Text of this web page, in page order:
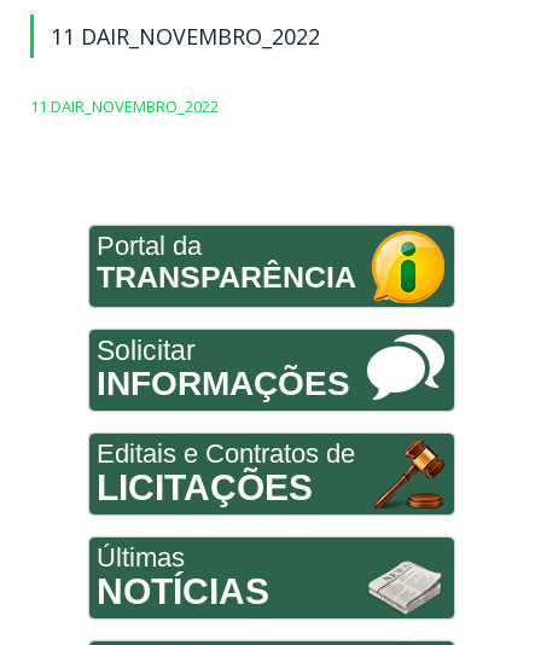
11 DAIR_NOVEMBRO_2022
11 DAIR_NOVEMBRO_2022
Portal da
TRANSPARÊNCIA
Solicitar
INFORMAÇÕES
Editais e Contratos de
LICITAÇÕES
Últimas
NOTÍCIAS